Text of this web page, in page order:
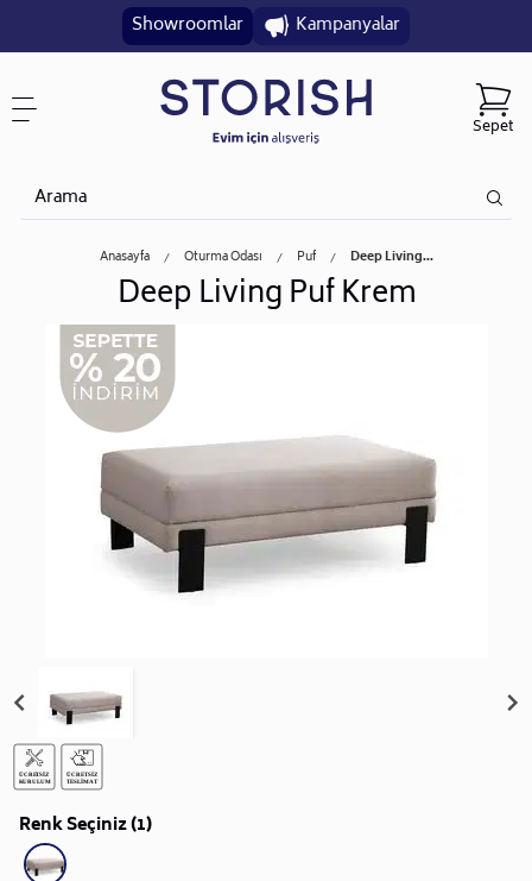
Showroomlar Kampanyalar
Sepet
Anasayfa Oturma Odası Puf Deep Living...
Deep Living Puf Krem
Renk Seçiniz (1)